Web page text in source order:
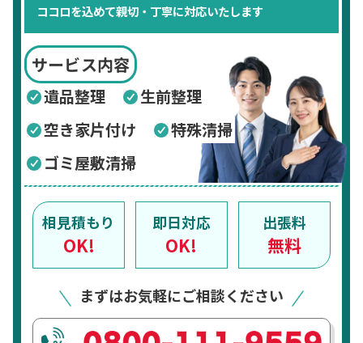
ココロを込めて親切・丁寧に対応いたします
サービス内容
遺品整理
生前整理
空き家片付け
特殊清掃
ゴミ屋敷清掃
相見積もり
OK!
即日対応
OK!
出張料
無料
まずはお気軽にご相談ください